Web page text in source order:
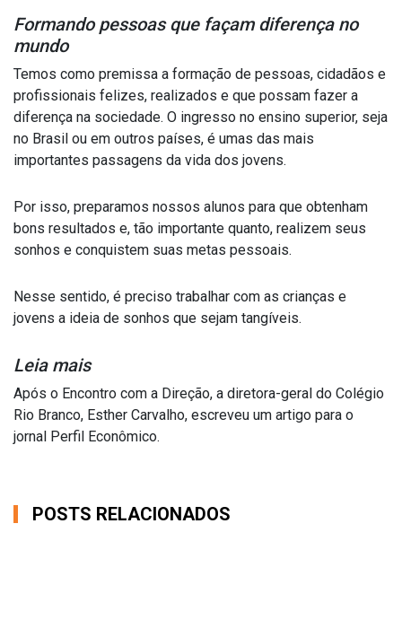
Formando pessoas que façam diferença no
mundo
Temos como premissa a formação de pessoas, cidadãos e
profissionais felizes, realizados e que possam fazer a
diferença na sociedade. O ingresso no ensino superior, seja
no Brasil ou em outros países, é umas das mais
importantes passagens da vida dos jovens.
Por isso, preparamos nossos alunos para que obtenham
bons resultados e, tão importante quanto, realizem seus
sonhos e conquistem suas metas pessoais.
Nesse sentido, é preciso trabalhar com as crianças e
jovens a ideia de sonhos que sejam tangíveis.
Leia mais
Após o Encontro com a Direção, a diretora-geral do Colégio
Rio Branco, Esther Carvalho, escreveu um artigo para o
jornal Perfil Econômico.
POSTS RELACIONADOS